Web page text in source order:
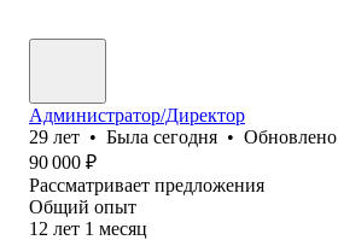
Администратор/Директор
29 лет • Была сегодня • Обновлено
90 000 ₽
Рассматривает предложения
Общий опыт
12 лет 1 месяц